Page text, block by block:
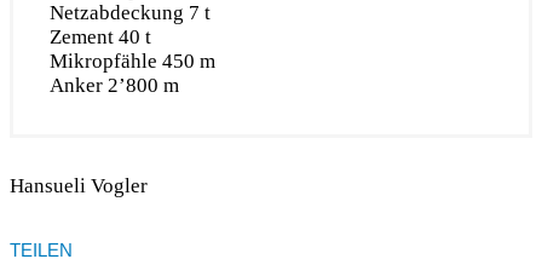
Netzabdeckung 7 t
Zement 40 t
Mikropfähle 450 m
Anker 2’800 m
Hansueli Vogler
TEILEN